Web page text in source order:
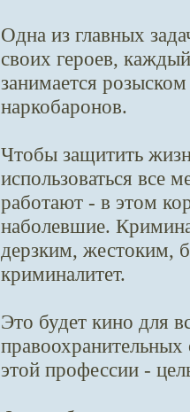
Одна из главных
своих героев,
занимается
наркобаронов.
Чтобы защитить
использоваться все
работают - в этом
наболевшие.
дерзким, жестоким,
криминалитет.
Это будет кино для
этой профессии -